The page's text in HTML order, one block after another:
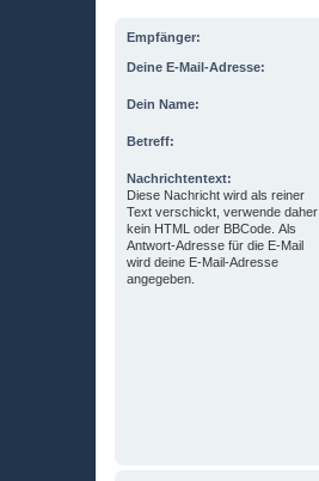
Empfänger:
Deine E-Mail-Adresse:
Dein Name:
Betreff:
Nachrichtentext:
Diese Nachricht wird als reiner
Text verschickt, verwende daher
kein HTML oder BBCode. Als
Antwort-Adresse für die E-Mail
wird deine E-Mail-Adresse
angegeben.